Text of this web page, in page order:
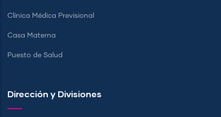
Clínica Médica Previsional
Casa Materna
Puesto de Salud
Dirección y Divisiones